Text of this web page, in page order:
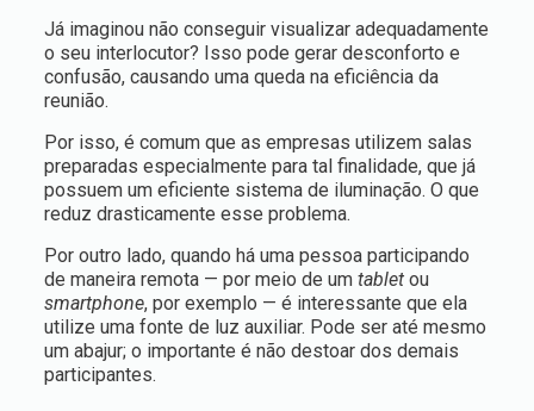
Já imaginou não conseguir visualizar adequadamente
o seu interlocutor? Isso pode gerar desconforto e
confusão, causando uma queda na eficiência da
reunião.
Por isso, é comum que as empresas utilizem salas
preparadas especialmente para tal finalidade, que já
possuem um eficiente sistema de iluminação. O que
reduz drasticamente esse problema.
Por outro lado, quando há uma pessoa participando
de maneira remota — por meio de um tablet ou
smartphone, por exemplo — é interessante que ela
utilize uma fonte de luz auxiliar. Pode ser até mesmo
um abajur; o importante é não destoar dos demais
participantes.